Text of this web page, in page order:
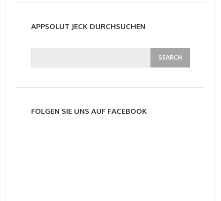
APPSOLUT JECK DURCHSUCHEN
FOLGEN SIE UNS AUF FACEBOOK